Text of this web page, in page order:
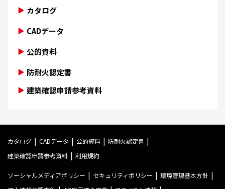
カタログ
CADデータ
公的資料
防耐火認定書
建築確認申請参考資料
カタログ CADデータ 公的資料
防耐火認定書
建築確認申請参考資料
利用規約
ソーシャルメディアポリシー セキュリティポリシー
環境管理基本方針